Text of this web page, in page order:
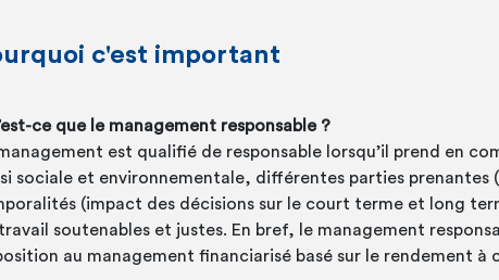
c'est important
ce que le management responsable ?
est qualifié de responsable lorsqu’il prend en
sociale et environnementale, différentes parties
(impact des décisions sur le court terme et long
soutenables et justes. En bref, le management
au management financiarisé basé sur le rendement à